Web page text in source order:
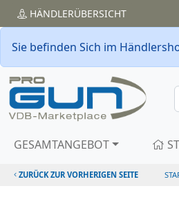
HÄNDLERÜBERSICHT
Sie befinden Sich im
GESAMTANGEBOT
ZURÜCK ZUR VORHERIGEN SEITE